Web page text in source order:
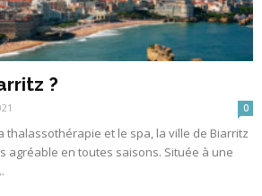
?
0
thalassothérapie et le spa, la ville de Biarritz
agréable en toutes saisons. Située à une